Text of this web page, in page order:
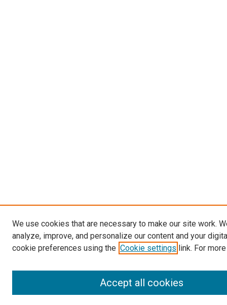
We use cookies that are necessary to make our site work.
analyze, improve, and personalize our content and your
cookie preferences using the Cookie settings link. For
Accept all cookies